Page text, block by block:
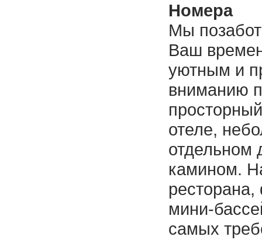
Номера
Мы
Ваш
уютным и
вниманию
отеле,
отдельном
камином.
мини-
самых